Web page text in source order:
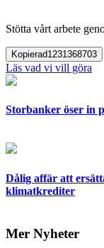
Stötta vårt arbete
Kopierad1231368703
Läs vad vi vill göra
Storbanker öser in
Dålig affär att
klimatkrediter
Mer Nyheter